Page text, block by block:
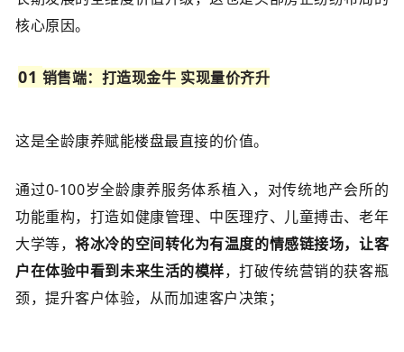
核心原因。
01 销售端：打造现金牛 实现量价齐升
这是全龄康养赋能楼盘最直接的价值。
通过0-100岁全龄康养服务体系植入， 对传统地产会所的
功能重构，打造如健康管理、中医理疗、儿童搏击、老年
大学等，将冰冷的空间转化为有温度的情感链接场，让客
户在体验中看到未来生活的模样，打破传统营销的获客瓶
颈，提升客户体验，从而加速客户决策；